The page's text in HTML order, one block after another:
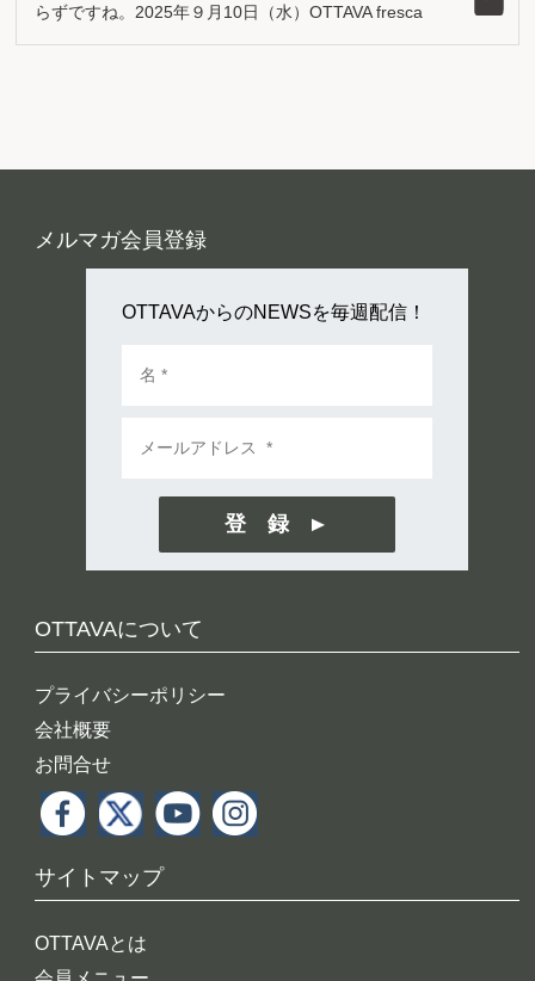
らずですね。2025年９月10日（水）OTTAVA fresca
OTTAVAについて
プライバシーポリシー
会社概要
お問合せ
サイトマップ
OTTAVAとは
メルマガ会員登録
OTTAVAからのNEWSを毎週配信！
登 録